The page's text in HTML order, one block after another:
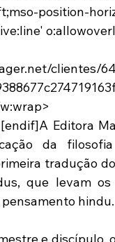
position-
clientes/
Editora
da
tradução
que levam
hindu.
e